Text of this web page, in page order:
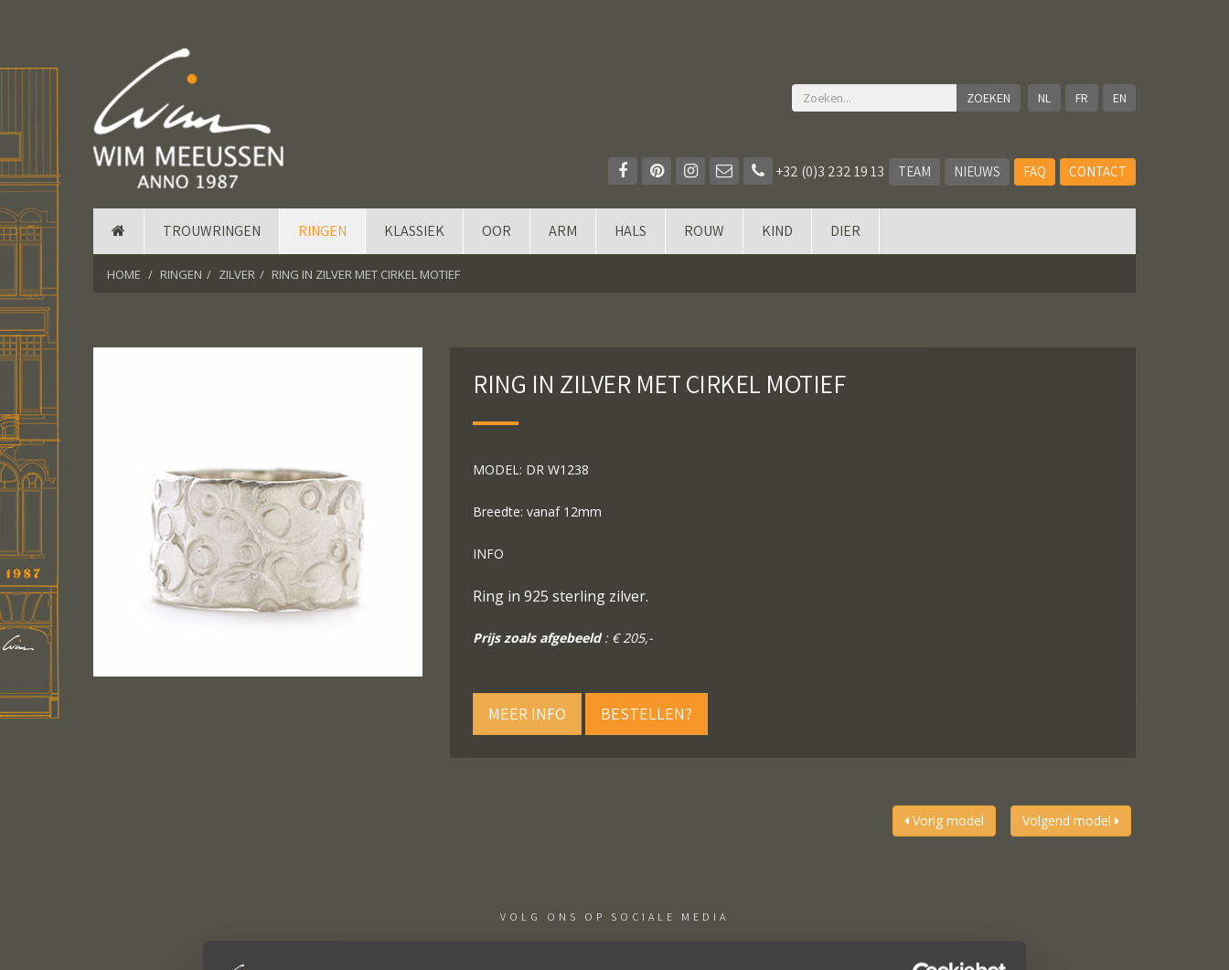
NL FR EN
+32 (0)3 232 19 13 TEAM NIEUWS FAQ CONTACT
TROUWRINGEN RINGEN KLASSIEK OOR ARM HALS ROUW KIND DIER
HOME RINGEN ZILVER RING IN ZILVER MET CIRKEL MOTIEF
RING IN ZILVER MET CIRKEL MOTIEF
MODEL: DR W1238
Breedte: vanaf 12mm
INFO
Ring in 925 sterling zilver.
Prijs zoals afgebeeld: € 205,-
MEER INFO BESTELLEN?
Vorig model Volgend model
VOLG ONS OP SOCIALE MEDIA